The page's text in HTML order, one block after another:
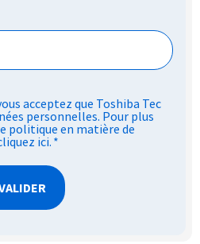
acceptez que Toshiba Tec
personnelles. Pour plus
politique en matière de
ici. *